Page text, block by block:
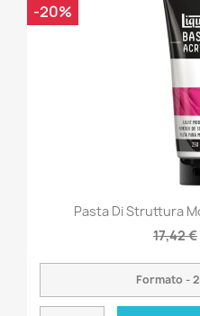
Pasta Di Struttura
17,42 €
-20%